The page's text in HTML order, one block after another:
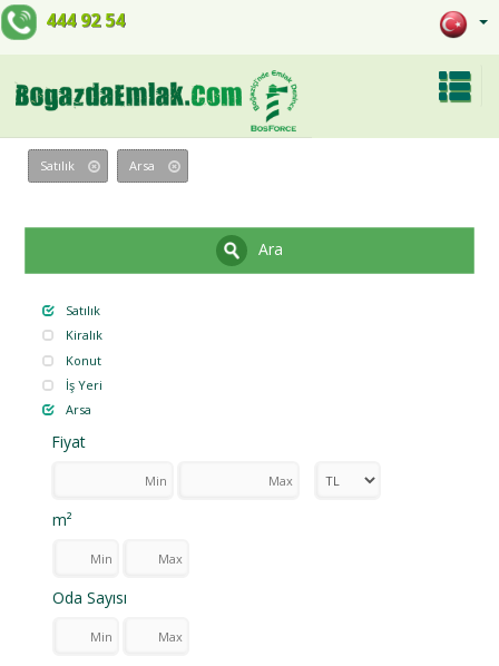
444 92 54
Satılık Arsa
Ara
Satılık
Kiralık
Konut
İş Yeri
Arsa
Fiyat
m²
Oda Sayısı